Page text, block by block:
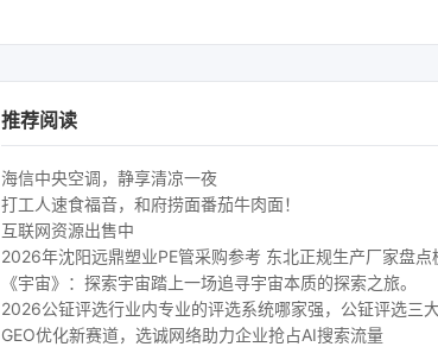
推荐阅读
海信中央空调，静享清凉一夜
打工人速食福音，和府捞面番茄牛肉面！
互联网资源出售中
2026年沈阳远鼎塑业PE管采购参考 东北正规生产厂家盘点
《宇宙》：探索宇宙踏上一场追寻宇宙本质的探索之旅。
2026公钲评选行业内专业的评选系统哪家强，公钲评选三
GEO优化新赛道，选诚网络助力企业抢占AI搜索流量